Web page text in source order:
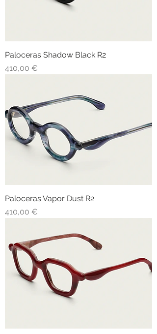
Paloceras Shadow Black R2
Prezzo
410,00 €
Paloceras Vapor Dust R2
Prezzo
410,00 €